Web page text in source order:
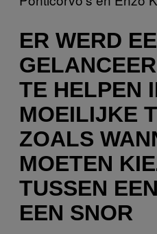
ER WERD
TE HELPEN
MOEILIJKE
ZOALS
MOETEN
TUSSEN
EEN SNOR